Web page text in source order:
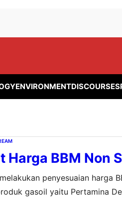
ENVIRONMENTDISCOURSES
Harga BBM Non
penyesuaian harga
gasoil yaitu Pertamina